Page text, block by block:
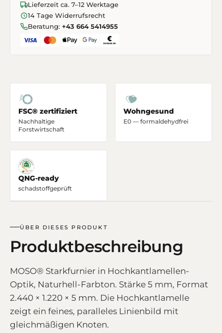
Lieferzeit ca. 7–12 Werktage
14 Tage Widerrufsrecht
Beratung: +43 664 5414955
FSC® zertifiziert
Nachhaltige
Forstwirtschaft
Wohngesund
E0 — formaldehydfrei
QNG-ready
schadstoffgeprüft
ÜBER DIESES PRODUKT
Produktbeschreibung
MOSO® Starkfurnier in Hochkantlamellen-
Optik, Naturhell-Farbton. Stärke 5 mm, Format
2.440 × 1.220 × 5 mm. Die Hochkantlamelle
zeigt ein feines, paralleles Linienbild mit
gleichmäßigen Knoten.